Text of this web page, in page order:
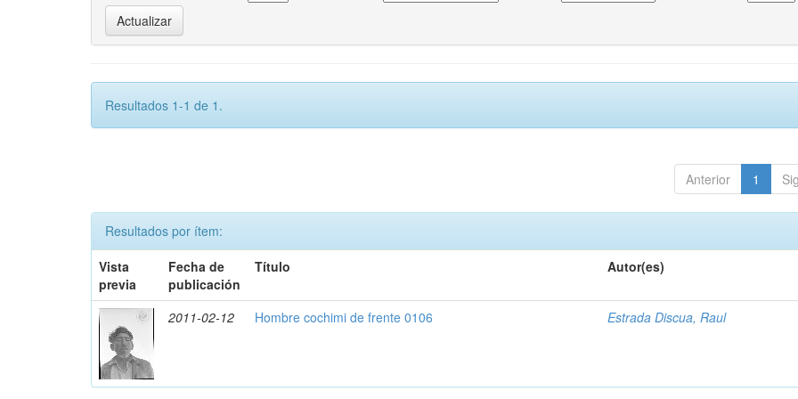
Resultados 1-1 de 1.
Anterior 1
Resultados por ítem:
Vista
previa
Fecha de
publicación
Título Autor(es)
2011-02-12 Hombre cochimi de frente 0106 Estrada Discua, Raul